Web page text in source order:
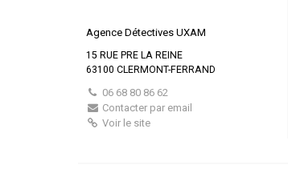
Agence Détectives UXAM
15 RUE PRE LA REINE
63100 CLERMONT-FERRAND
06 68 80 86 62
Contacter par email
Voir le site